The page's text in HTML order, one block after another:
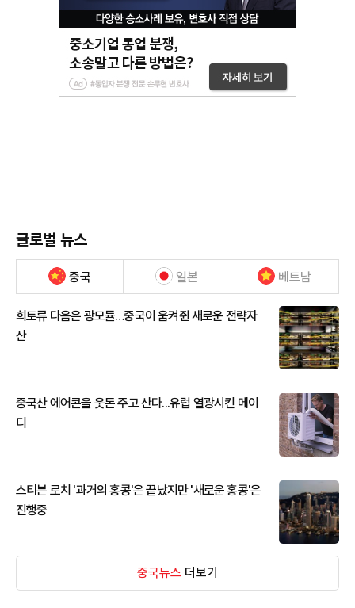
글로벌 뉴스
중국 일본 베트남
희토류 다음은 광모듈…중국이 움켜쥔 새로운 전략자
산
중국산 에어콘을 웃돈 주고 산다...유럽 열광시킨 메이
디
스티븐 로치 '과거의 홍콩'은 끝났지만 '새로운 홍콩'은
진행중
중국뉴스 더보기